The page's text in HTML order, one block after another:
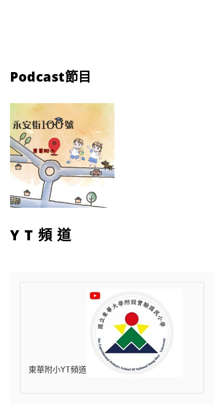
Podcast節目
YT頻道
東華附小YT頻道